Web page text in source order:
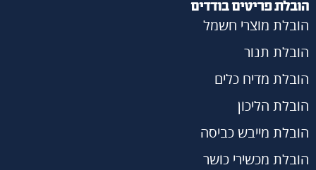
הובלת פריטים בודדים
הובלת מוצרי חשמל
הובלת תנור
הובלת מדיח כלים
הובלת הליכון
הובלת מייבש כביסה
הובלת מכשירי כושר